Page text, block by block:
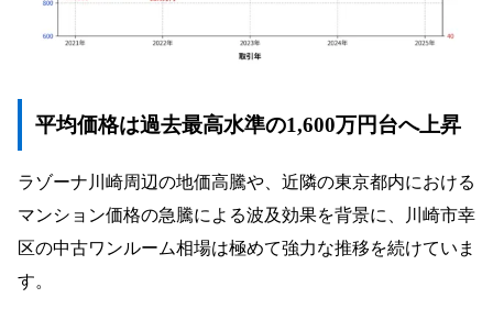
平均価格は過去最高水準の1,600万円台へ上昇
ラゾーナ川崎周辺の地価高騰や、近隣の東京都内における
マンション価格の急騰による波及効果を背景に、川崎市幸
区の中古ワンルーム相場は極めて強力な推移を続けていま
す。